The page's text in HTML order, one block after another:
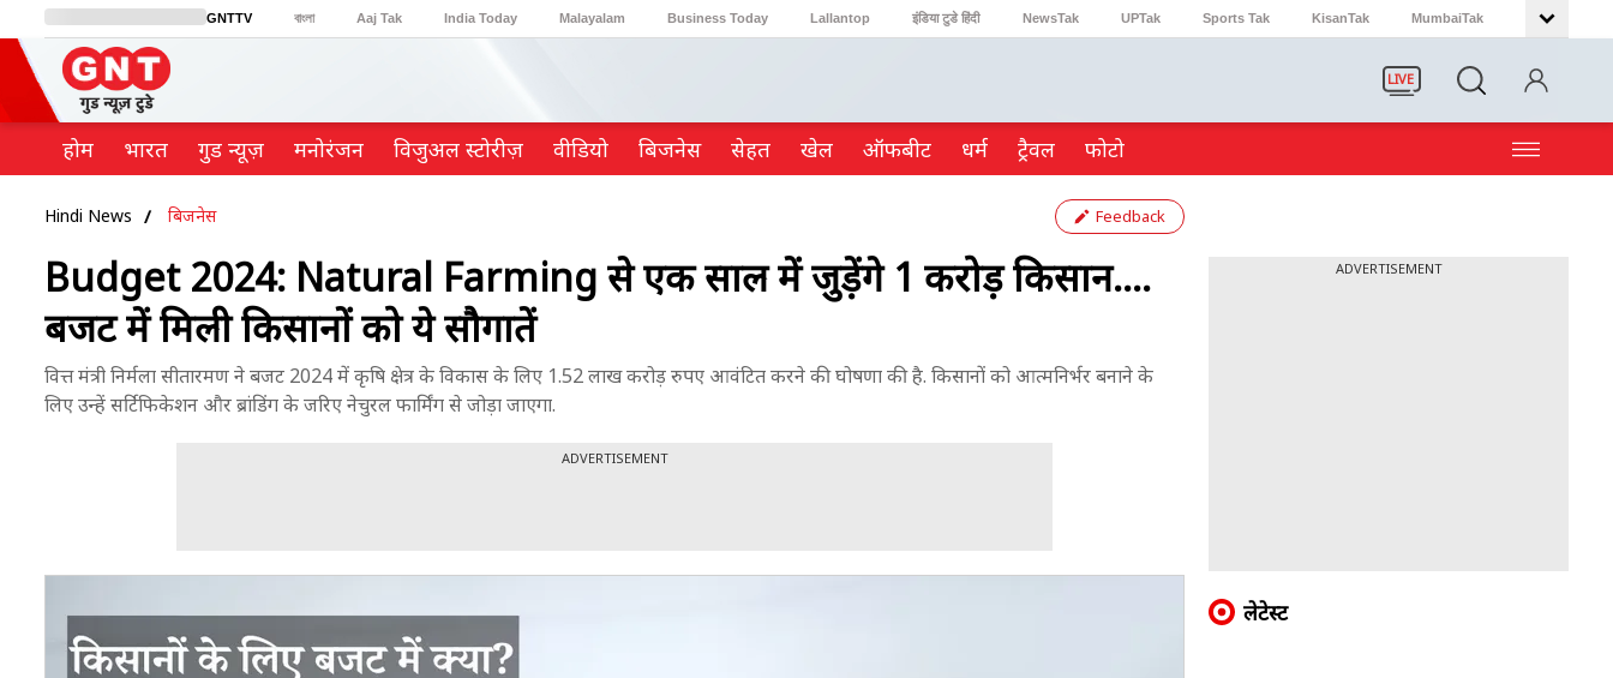
GNTTV বাংলা Aaj Tak India Today Malayalam Business Today Lallantop इंडिया टुडे हिंदी NewsTak UPTak Sports Tak KisanTak MumbaiTak
BT Bazaar Cosmopolitan
LIVE
होम भारत गुड न्यूज़ मनोरंजन विजुअल स्टोरीज़ वीडियो ब‍िजनेस सेहत खेल ऑफबीट धर्म ट्रैवल फोटो
Hindi News बिजनेस Feedback
Budget 2024: Natural Farming से एक साल में जुड़ेंगे 1 करोड़ किसान....
बजट में मिली किसानों को ये सौगातें
वित्त मंत्री निर्मला सीतारमण ने बजट 2024 में कृषि क्षेत्र के विकास के लिए 1.52 लाख करोड़ रुपए आवंटित करने की घोषणा की है. किसानों को आत्मनिर्भर बनाने के
लिए उन्हें सर्टिफिकेशन और ब्रांडिंग के जरिए नेचुरल फार्मिंग से जोड़ा जाएगा.
ADVERTISEMENT
ADVERTISEMENT
लेटेस्ट